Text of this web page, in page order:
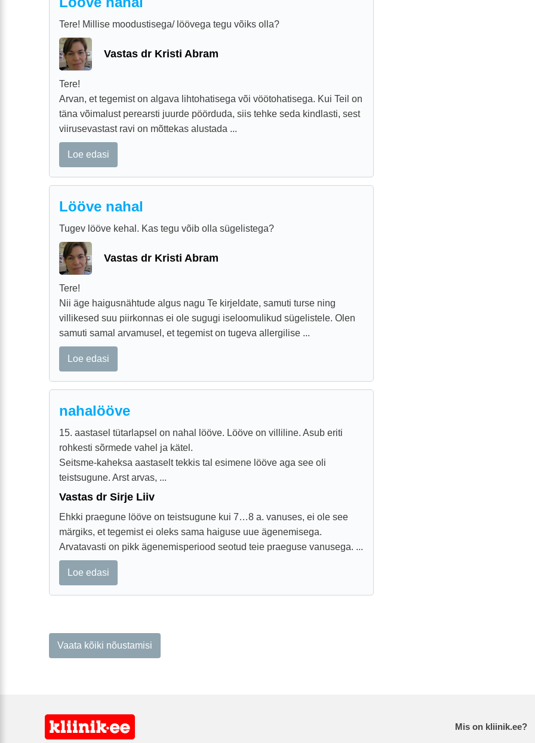
Tere! Millise moodustisega/ löövega tegu võiks olla?
Vastas dr Kristi Abram
Tere!
Arvan, et tegemist on algava lihtohatisega või vöötohatisega. Kui Teil on
täna võimalust perearsti juurde pöörduda, siis tehke seda kindlasti, sest
viirusevastast ravi on mõttekas alustada ...
Loe edasi
Lööve nahal
Tugev lööve kehal. Kas tegu võib olla sügelistega?
Vastas dr Kristi Abram
Tere!
Nii äge haigusnähtude algus nagu Te kirjeldate, samuti turse ning
villikesed suu piirkonnas ei ole sugugi iseloomulikud sügelistele. Olen
samuti samal arvamusel, et tegemist on tugeva allergilise ...
Loe edasi
nahalööve
15. aastasel tütarlapsel on nahal lööve. Lööve on villiline. Asub eriti
rohkesti sõrmede vahel ja kätel.
Seitsme-kaheksa aastaselt tekkis tal esimene lööve aga see oli
teistsugune. Arst arvas, ...
Vastas dr Sirje Liiv
Ehkki praegune lööve on teistsugune kui 7…8 a. vanuses, ei ole see
märgiks, et tegemist ei oleks sama haiguse uue ägenemisega.
Arvatavasti on pikk ägenemisperiood seotud teie praeguse vanusega. ...
Loe edasi
Vaata kõiki nõustamisi
Mis on kliinik.ee?